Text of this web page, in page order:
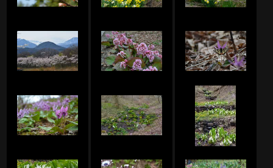
Junko.Sのアルバム